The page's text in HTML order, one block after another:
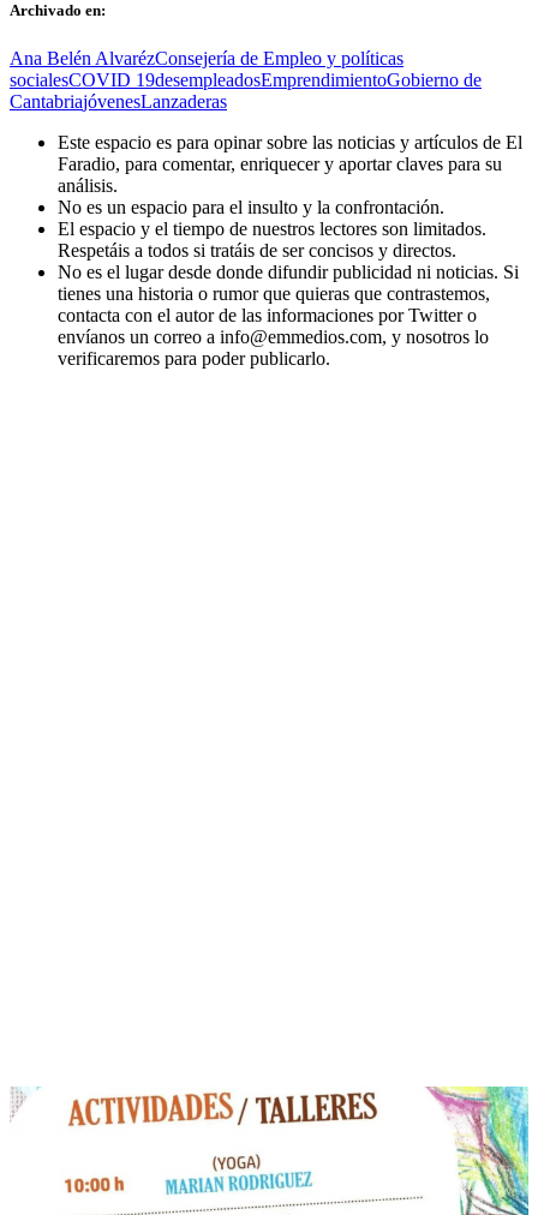
Archivado en:
Ana Belén AlvarézConsejería de Empleo y políticas
socialesCOVID 19desempleadosEmprendimientoGobierno de
CantabriajóvenesLanzaderas
Este espacio es para opinar sobre las noticias y artículos de El
Faradio, para comentar, enriquecer y aportar claves para su
análisis.
No es un espacio para el insulto y la confrontación.
El espacio y el tiempo de nuestros lectores son limitados.
Respetáis a todos si tratáis de ser concisos y directos.
No es el lugar desde donde difundir publicidad ni noticias. Si
tienes una historia o rumor que quieras que contrastemos,
contacta con el autor de las informaciones por Twitter o
envíanos un correo a info@emmedios.com, y nosotros lo
verificaremos para poder publicarlo.